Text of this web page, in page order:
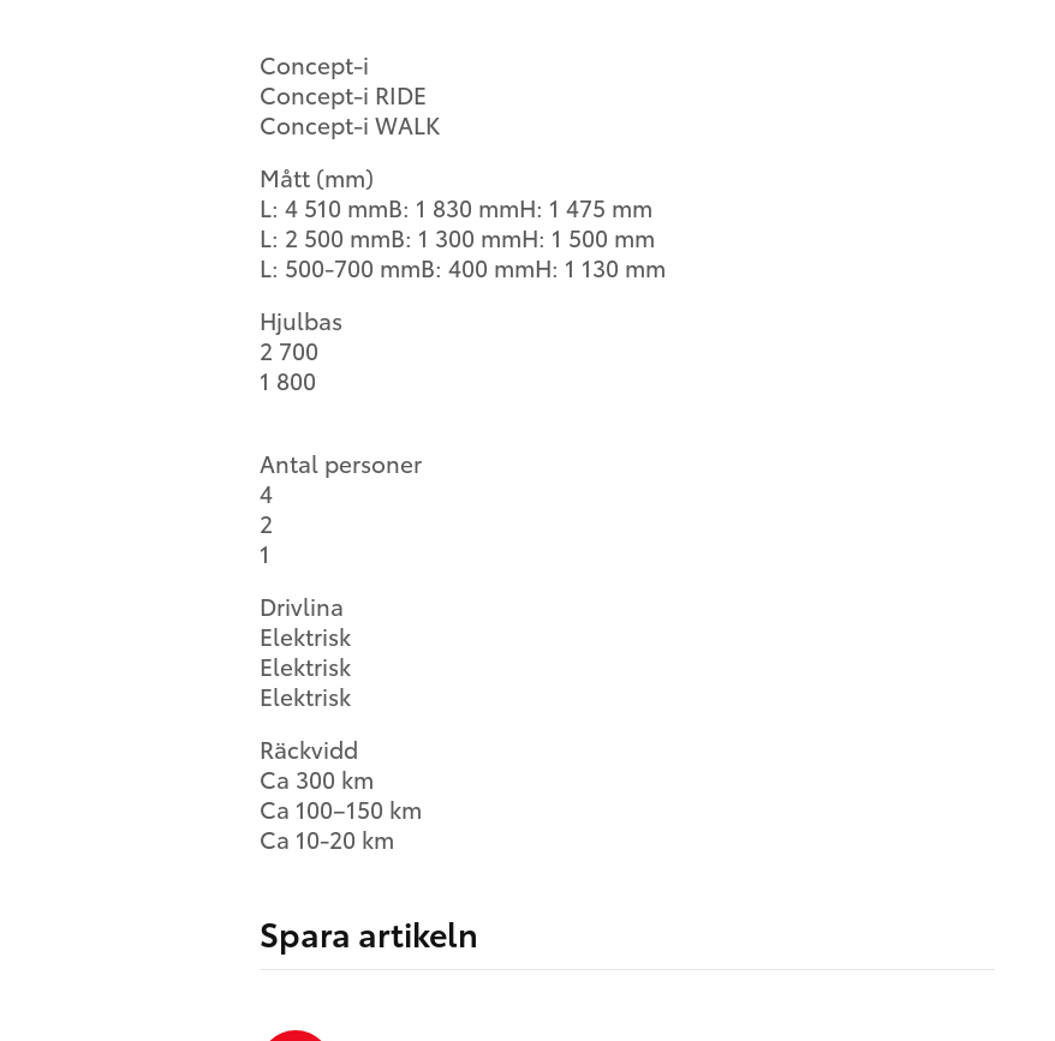
Concept-i
Concept-i RIDE
Concept-i WALK
Mått (mm)
L: 4 510 mmB: 1 830 mmH: 1 475 mm
L: 2 500 mmB: 1 300 mmH: 1 500 mm
L: 500-700 mmB: 400 mmH: 1 130 mm
Hjulbas
2 700
1 800
Antal personer
4
2
1
Drivlina
Elektrisk
Elektrisk
Elektrisk
Räckvidd
Ca 300 km
Ca 100–150 km
Ca 10-20 km
Spara artikeln